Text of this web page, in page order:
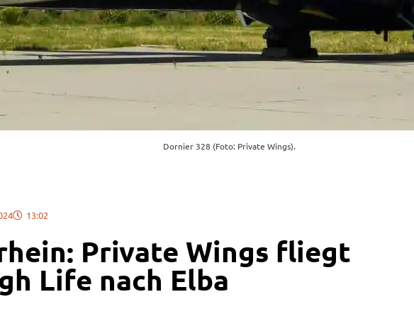
Dornier 328 (Foto: Private Wings).
13:02
Private Wings fliegt
Life nach Elba